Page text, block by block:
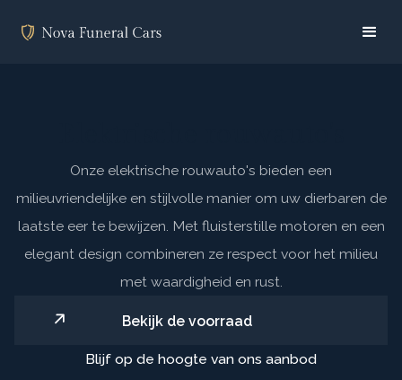
Onze elektrische rouwauto's bieden een
milieuvriendelijke en stijlvolle manier om uw dierbaren de
laatste eer te bewijzen. Met fluisterstille motoren en een
elegant design combineren ze respect voor het milieu
met waardigheid en rust.
Bekijk de voorraad
Blijf op de hoogte van ons aanbod